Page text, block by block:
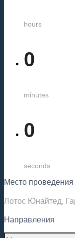
hours
0
minutes
0
seconds
Место проведения
Лотос Юнайтед,
Направления